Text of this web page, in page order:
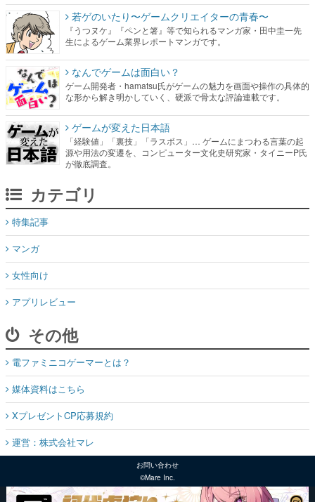
若ゲのいたり〜ゲームクリエイターの青春〜
『うつヌケ』『ペンと箸』等で知られるマンガ家・田中圭一先
生によるゲーム業界レポートマンガです。
なんでゲームは面白い？
ゲーム開発者・hamatsu氏がゲームの魅力を画面や操作の具体的
な形から解き明かしていく、硬派で骨太な評論連載です。
ゲームが変えた日本語
「経験値」「裏技」「ラスボス」… ゲームにまつわる言葉の起
源や用法の変遷を、コンピューター文化史研究家・タイニーP氏
が徹底調査。
カテゴリ
特集記事
マンガ
女性向け
アプリレビュー
その他
電ファミニコゲーマーとは？
媒体資料はこちら
XプレゼントCP応募規約
運営：株式会社マレ
お問い合わせ
©Mare Inc.